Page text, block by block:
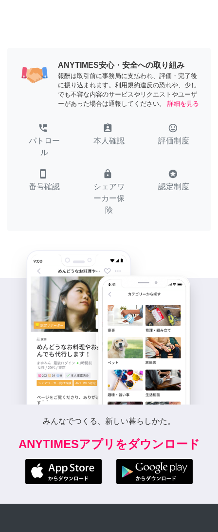
ANYTIMES安心・安全への取り組み
報酬は取引前に事務局に支払われ、評価・完了後
に振り込まれます。利用規約違反の恐れや、少し
でも不審な内容のサービスやリクエストやユーザ
ーがあった場合は通報してください。
詳細を見る
perm_phone_msg
パトロー
ル
assignment_ind
本人確認
tag_faces
評価制度
smartphone
番号確認
lock
シェアワ
ーカー保
険
stars
認定制度
みんなでつくる、新しい暮らしかた。
ANYTIMESアプリをダウンロード